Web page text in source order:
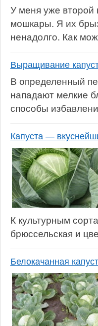
У меня уже второй
мошкары. Я их
ненадолго. Как
Выращивание
В определенный
нападают мелкие
способы
Капуста —
К культурным
брюссельская и
Белокачанная